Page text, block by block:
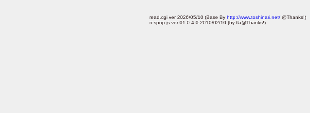
read.cgi ver 2026/05/10 (Base By http://www.toshinari.net/ @Thanks!)
respop.js ver 01.0.4.0 2010/02/10 (by fla@Thanks!)